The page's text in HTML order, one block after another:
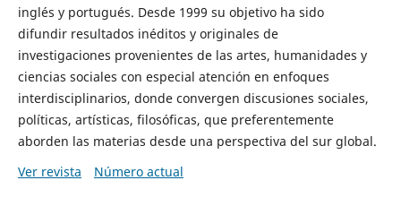
inglés y portugués. Desde 1999 su objetivo ha sido
difundir resultados inéditos y originales de
investigaciones provenientes de las artes, humanidades y
ciencias sociales con especial atención en enfoques
interdisciplinarios, donde convergen discusiones sociales,
políticas, artísticas, filosóficas, que preferentemente
aborden las materias desde una perspectiva del sur global.
Ver revista
Número actual